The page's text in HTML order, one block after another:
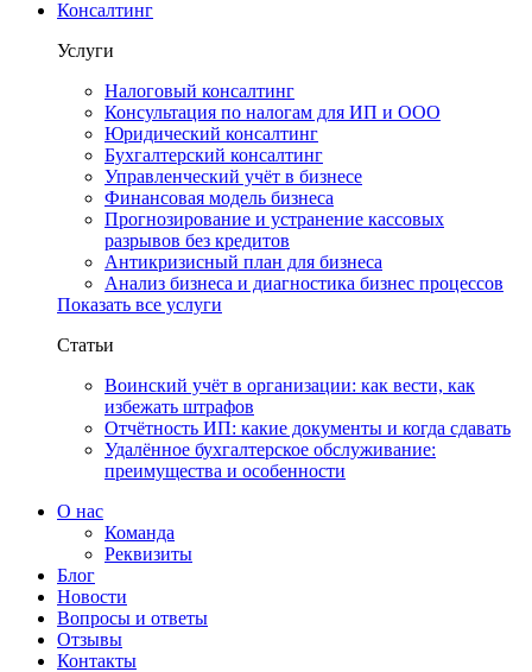
Консалтинг
Услуги
Налоговый консалтинг
Консультация по налогам для ИП и ООО
Юридический консалтинг
Бухгалтерский консалтинг
Управленческий учёт в бизнесе
Финансовая модель бизнеса
Прогнозирование и устранение кассовых
разрывов без кредитов
Антикризисный план для бизнеса
Анализ бизнеса и диагностика бизнес процессов
Показать все услуги
Статьи
Воинский учёт в организации: как вести, как
избежать штрафов
Отчётность ИП: какие документы и когда сдавать
Удалённое бухгалтерское обслуживание:
преимущества и особенности
О нас
Команда
Реквизиты
Блог
Новости
Вопросы и ответы
Отзывы
Контакты